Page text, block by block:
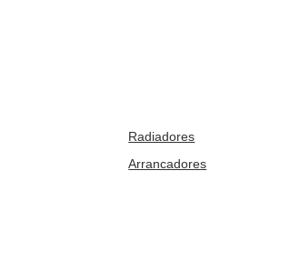
Radiadores
Arrancadores